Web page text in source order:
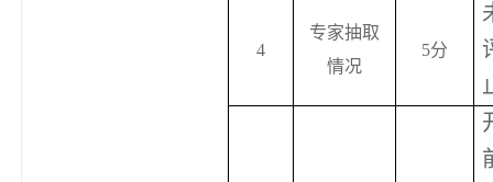
4
专家抽取
情况
5分